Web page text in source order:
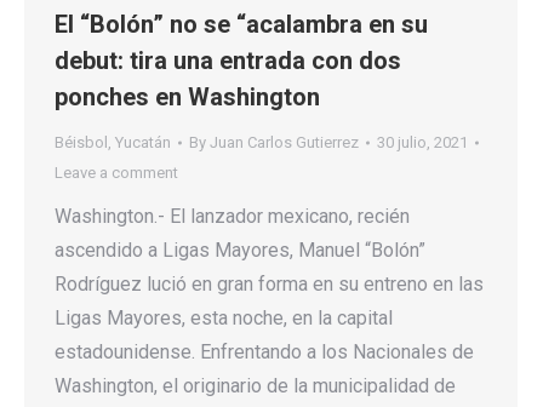
El “Bolón” no se “acalambra en su
debut: tira una entrada con dos
ponches en Washington
Béisbol , Yucatán By Juan Carlos Gutierrez
30 julio, 2021
Leave a comment
Washington.- El lanzador mexicano, recién
ascendido a Ligas Mayores, Manuel “Bolón”
Rodríguez lució en gran forma en su entreno en las
Ligas Mayores, esta noche, en la capital
estadounidense. Enfrentando a los Nacionales de
Washington, el originario de la municipalidad de